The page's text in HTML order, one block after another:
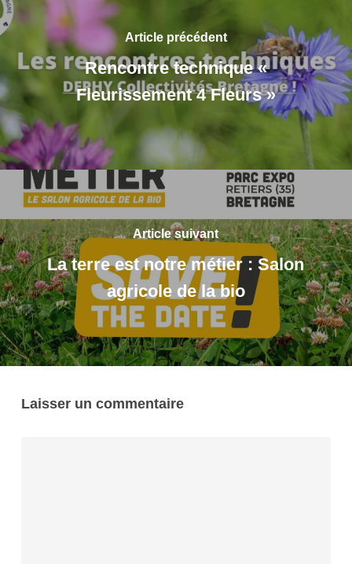
Article précédent
Rencontre technique «
Fleurissement 4 Fleurs »
Article suivant
La terre est notre métier : Salon
agricole de la bio
Laisser un commentaire